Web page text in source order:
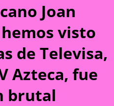
Joan
visto
de Televisa,
Azteca, fue
brutal